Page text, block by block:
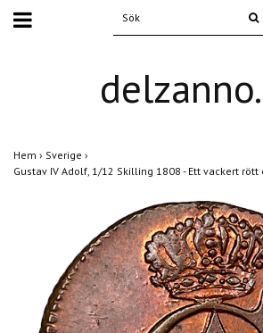
Hem › Sverige ›
Gustav IV Adolf, 1/12 Skilling 1808 - Ett vackert